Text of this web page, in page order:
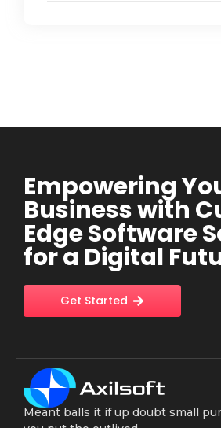
Empowering
Business with
Edge Software
for a Digital
Get Started
Meant balls it if up doubt small